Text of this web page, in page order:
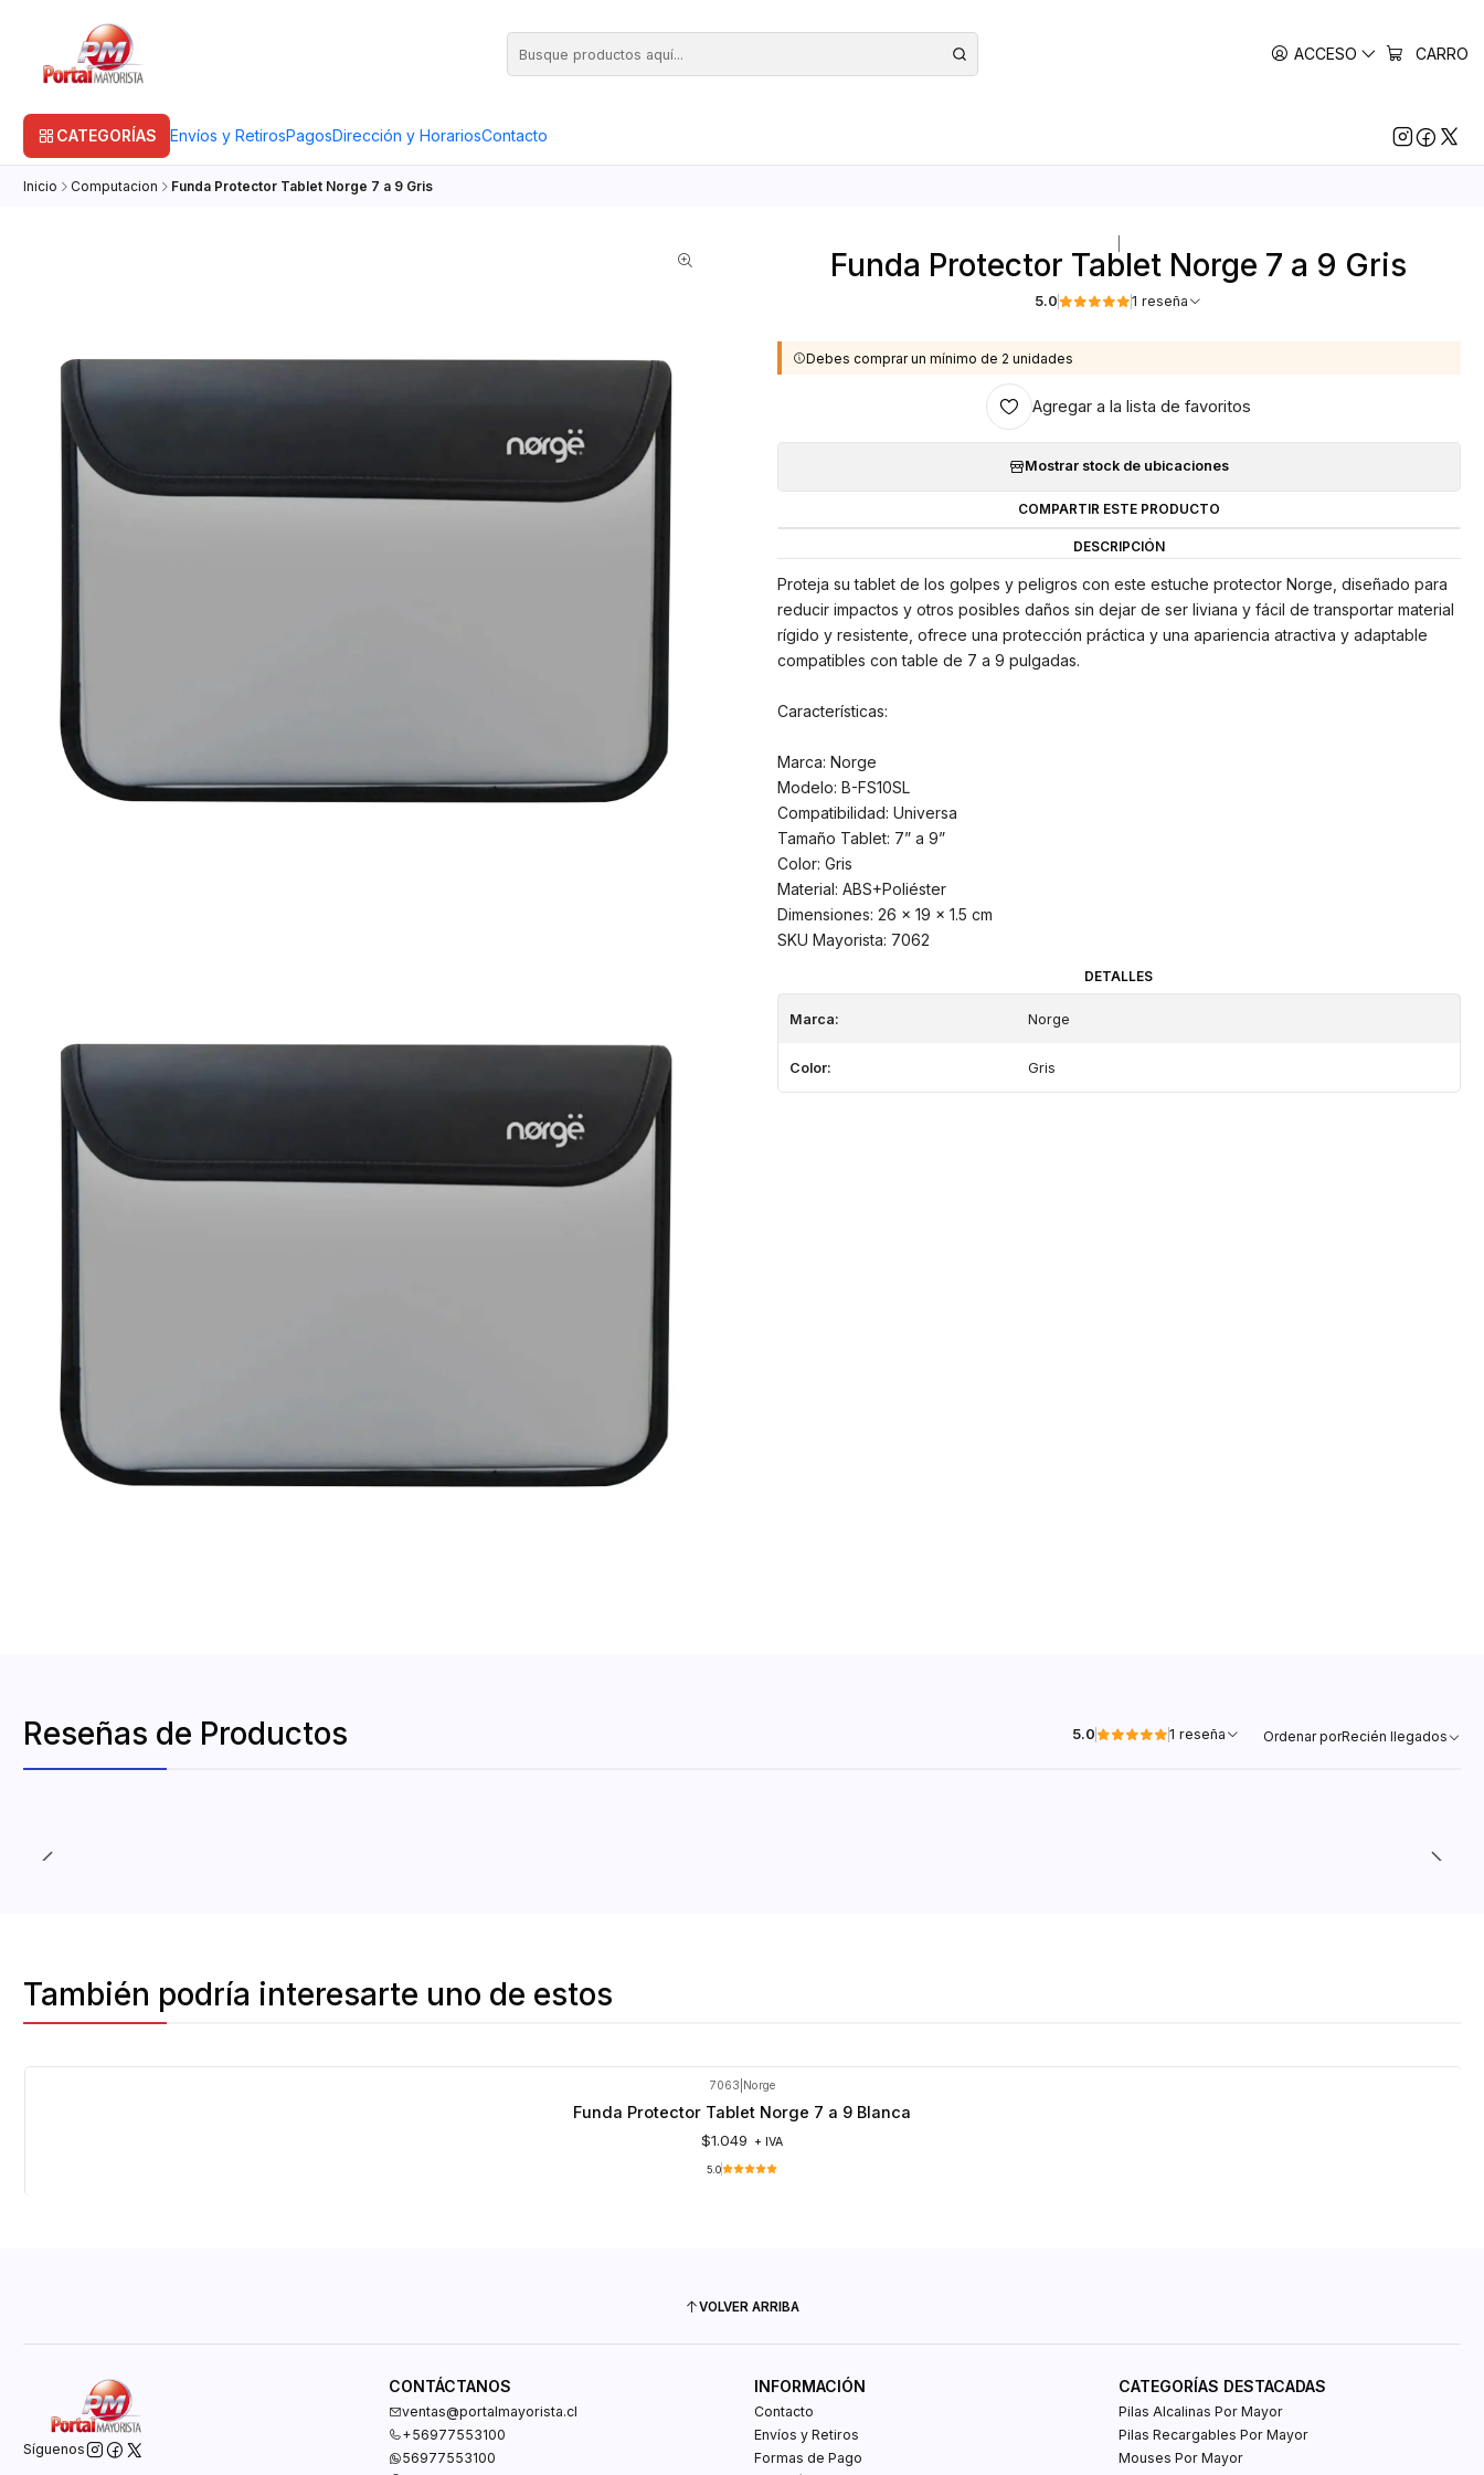
ACCESO CARRO
CATEGORÍAS Envíos y RetirosPagosDirección y HorariosContacto
Inicio Computacion Funda Protector Tablet Norge 7 a 9 Gris
Funda Protector Tablet Norge 7 a 9 Gris
5.0 1 reseña
Debes comprar un mínimo de 2 unidades
Agregar a la lista de favoritos
Mostrar stock de ubicaciones
COMPARTIR ESTE PRODUCTO
DESCRIPCIÓN
Proteja su tablet de los golpes y peligros con este estuche protector Norge, diseñado para
reducir impactos y otros posibles daños sin dejar de ser liviana y fácil de transportar material
rígido y resistente, ofrece una protección práctica y una apariencia atractiva y adaptable
compatibles con table de 7 a 9 pulgadas.
Características:
Marca: Norge
Modelo: B-FS10SL
Compatibilidad: Universa
Tamaño Tablet: 7” a 9”
Color: Gris
Material: ABS+Poliéster
Dimensiones: 26 x 19 x 1.5 cm
SKU Mayorista: 7062
DETALLES
Marca: Norge
Color: Gris
Reseñas de Productos 5.0 1 reseña Ordenar porRecién llegados
También podría interesarte uno de estos
7063 Norge
Funda Protector Tablet Norge 7 a 9 Blanca
$1.049 + IVA
5.0
VOLVER ARRIBA
Síguenos
CONTÁCTANOS
ventas@portalmayorista.cl
+56977553100
56977553100
INFORMACIÓN
Contacto
Envíos y Retiros
Formas de Pago
CATEGORÍAS DESTACADAS
Pilas Alcalinas Por Mayor
Pilas Recargables Por Mayor
Mouses Por Mayor